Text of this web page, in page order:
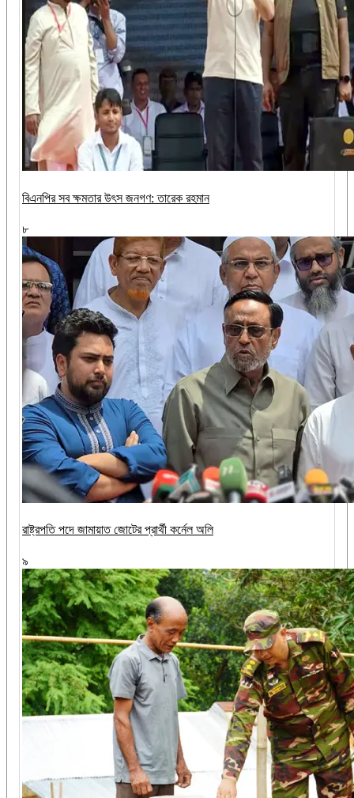
বিএনপির সব ক্ষমতার উৎস জনগণ: তারেক রহমান
৮
রাষ্ট্রপতি পদে জামায়াত জোটের প্রার্থী কর্নেল অলি
৯